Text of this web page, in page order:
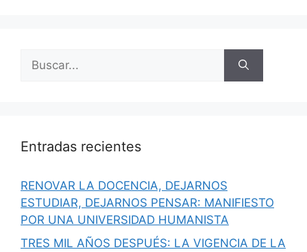
Buscar:
Entradas recientes
RENOVAR LA DOCENCIA, DEJARNOS
ESTUDIAR, DEJARNOS PENSAR: MANIFIESTO
POR UNA UNIVERSIDAD HUMANISTA
TRES MIL AÑOS DESPUÉS: LA VIGENCIA DE LA